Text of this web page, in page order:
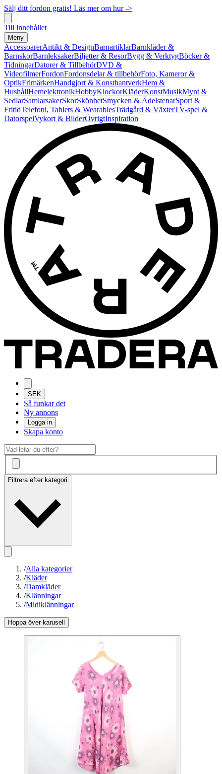
Sälj ditt fordon gratis! Läs mer om hur ->
Till innehållet
Meny
AccessoarerAntikt & DesignBarnartiklarBarnkläder &
BarnskorBarnleksakerBiljetter & ResorBygg & VerktygBöcker &
TidningarDatorer & TillbehörDVD &
VideofilmerFordonFordonsdelar & tillbehörFoto, Kameror &
OptikFrimärkenHandgjort & KonsthantverkHem &
HushållHemelektronikHobbyKlockorKläderKonstMusikMynt &
SedlarSamlarsakerSkorSkönhetSmycken & ÄdelstenarSport &
FritidTelefoni, Tablets & WearablesTrädgård & VäxterTV-spel &
DatorspelVykort & BilderÖvrigtInspiration
SEK
Så funkar det
Ny annons
Logga in
Skapa konto
Filtrera efter kategori
/Alla kategorier
/Kläder
/Damkläder
/Klänningar
/Midiklänningar
Hoppa över karusell